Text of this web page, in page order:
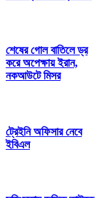
শেষের গোল বাতিলে ড্র
করে অপেক্ষায় ইরান,
নকআউটে মিসর
ট্রেইনি অফিসার নেবে
ইবিএল